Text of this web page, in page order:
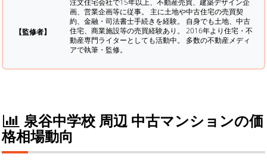
【監修者】
注文住宅会社で15年以上、不動産売買、建築デザイン企
画、営業企画等に従事。 主に土地や中古住宅の売買契
約、金融・司法書士手続きを経験。 自身でも土地、中古
住宅、商業施設等の売買経験あり。 2016年より住宅・不
動産専門ライターとしても活動中。 多数の不動産メディ
アで執筆・監修。
泉谷中学校 周辺 中古マンションの価
格相場動向